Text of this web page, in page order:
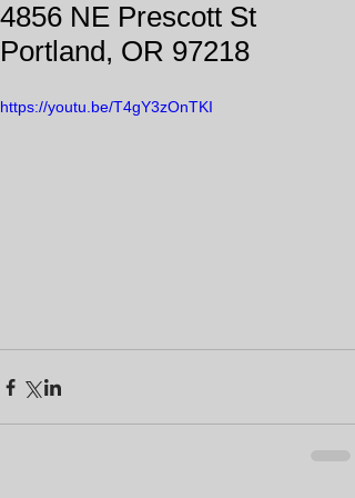
4856 NE Prescott St
Portland, OR 97218
https://youtu.be/T4gY3zOnTKI